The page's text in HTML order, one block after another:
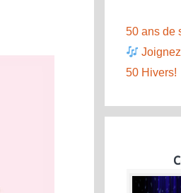
50 ans de
50 Hivers!